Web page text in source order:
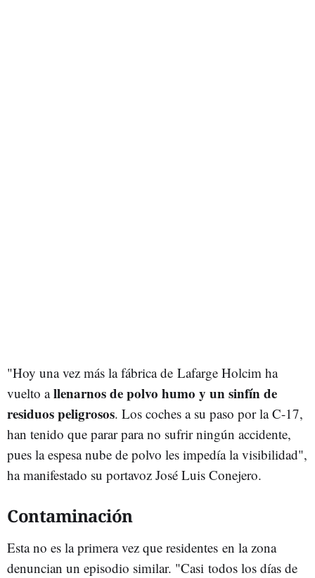
"Hoy una vez más la fábrica de Lafarge Holcim ha
vuelto allenarnos de polvo humo y un sinfín de
residuos peligrosos. Los coches a su paso por la C-17,
han tenido que parar para no sufrir ningún accidente,
pues la espesa nube de polvo les impedía la visibilidad",
ha manifestado su portavoz José Luis Conejero.
Contaminación
Esta no es la primera vez que residentes en la zona
denuncian un episodio similar. "Casi todos los días de